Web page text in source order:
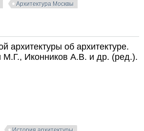
Архитектура Москвы
Л.И., Минервин Г.Б., Шемякин Г.А. (ред.).
архитектуры об архитектуре.
М.Г., Иконников А.В. и др. (ред.).